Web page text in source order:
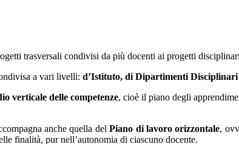
trasversali condivisi da più docenti ai progetti
a vari livelli: d’Istituto, di Dipartimenti Disciplinari
verticale delle competenze, cioè il piano degli
anche quella delPiano di lavoro orizzontale,
finalità, pur nell’autonomia di ciascuno docente.